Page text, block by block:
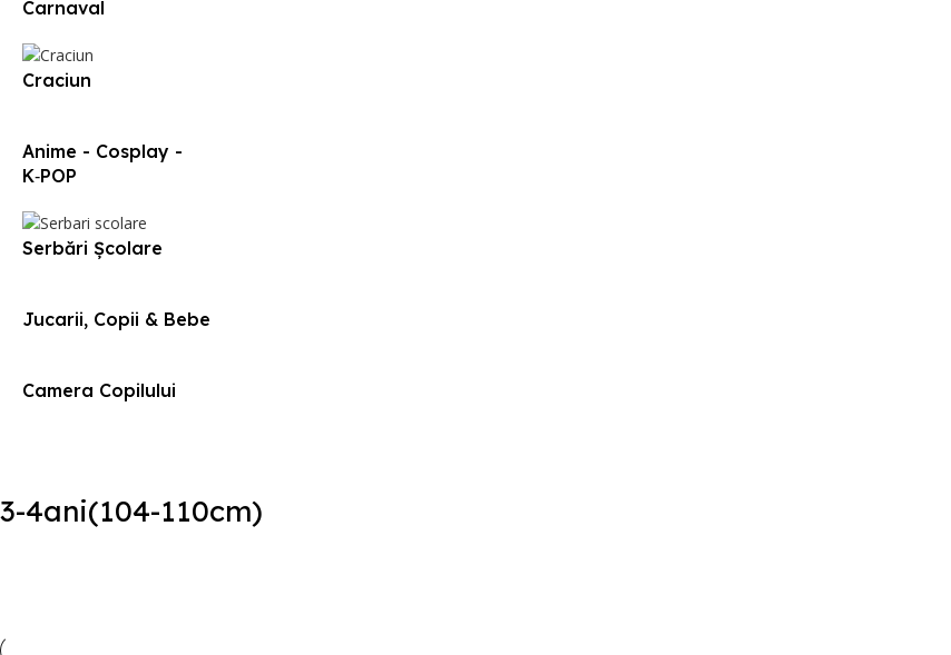
Carnaval
Craciun
Anime - Cosplay -
K‑POP
Serbări Școlare
Jucarii, Copii & Bebe
Camera Copilului
3-4ani(104-110cm)